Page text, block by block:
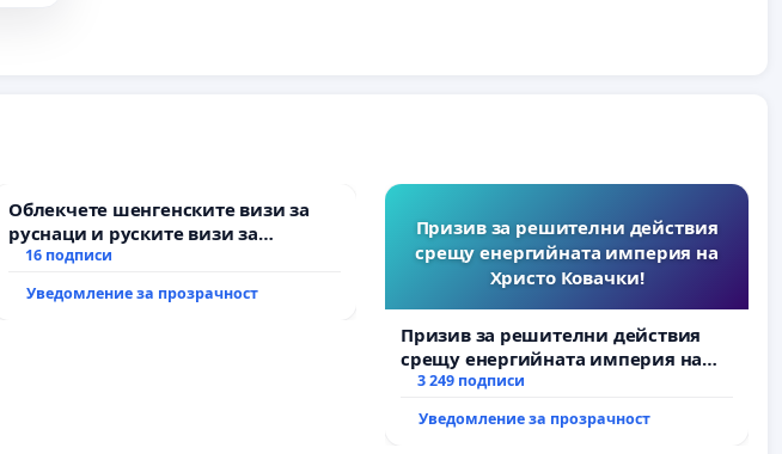
Облекчете шенгенските визи за
руснаци и руските визи за
българи
16 подписи
Уведомление за прозрачност
Призив за решителни действия
срещу енергийната империя на
Христо Ковачки!
Призив за решителни действия
срещу енергийната империя на
Христо Ковачки!
3 249 подписи
Уведомление за прозрачност